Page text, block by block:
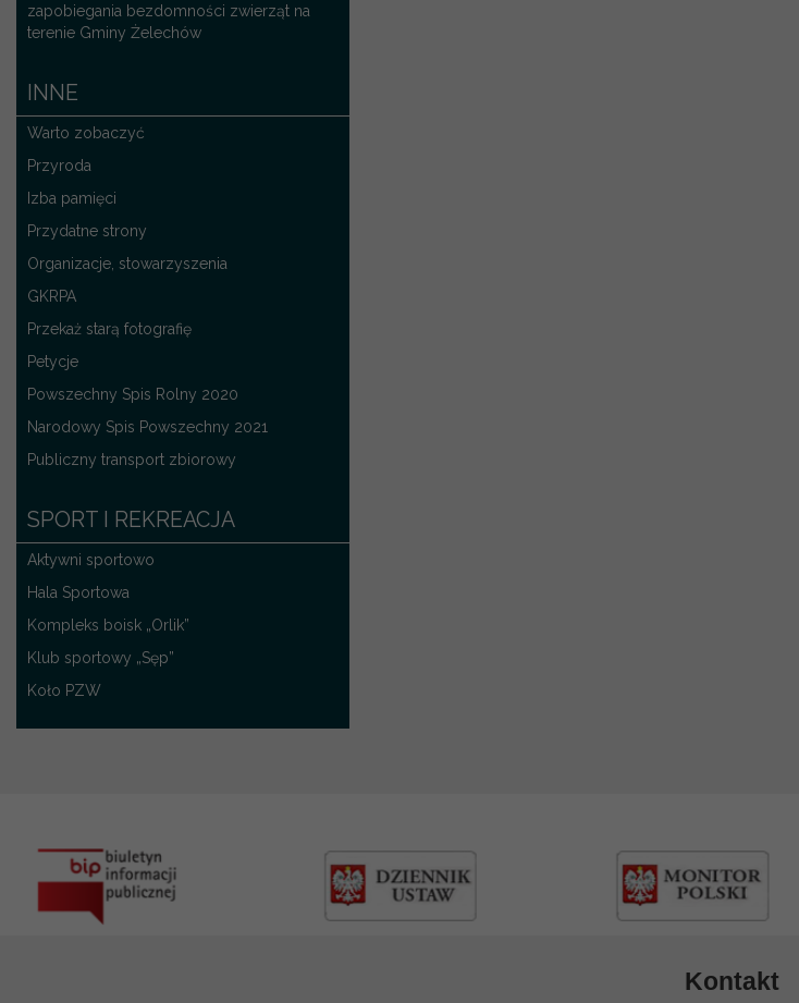
zapobiegania bezdomności zwierząt na
terenie Gminy Żelechów
INNE
Warto zobaczyć
Przyroda
Izba pamięci
Przydatne strony
Organizacje, stowarzyszenia
GKRPA
Przekaż starą fotografię
Petycje
Powszechny Spis Rolny 2020
Narodowy Spis Powszechny 2021
Publiczny transport zbiorowy
SPORT I REKREACJA
Aktywni sportowo
Hala Sportowa
Kompleks boisk „Orlik”
Klub sportowy „Sęp”
Koło PZW
Kontakt